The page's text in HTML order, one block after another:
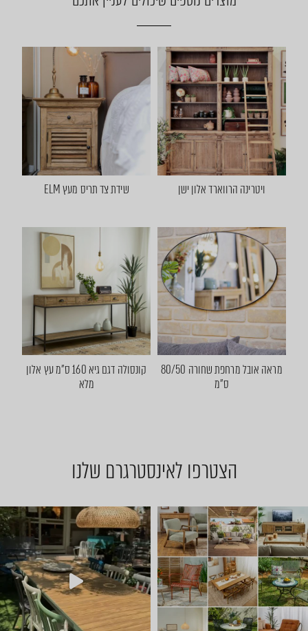
ויטרינה הרווארד אלון ישן שידת צד תריס מעץ ELM
מראה אובל מרחפת שחורה 80/50
ס"מ
קונסולה דגם גיא 160 ס"מ עץ אלון
מלא
הצטרפו לאינסטרגרם שלנו
יום שישי 🔆 🌈 ניפגש אצלנו ב